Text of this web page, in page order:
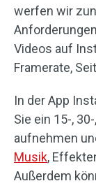
werfen wir
Videos auf
Framerate,
In der App
Sie ein 15-,
aufnehmen
Musik,
Außerdem